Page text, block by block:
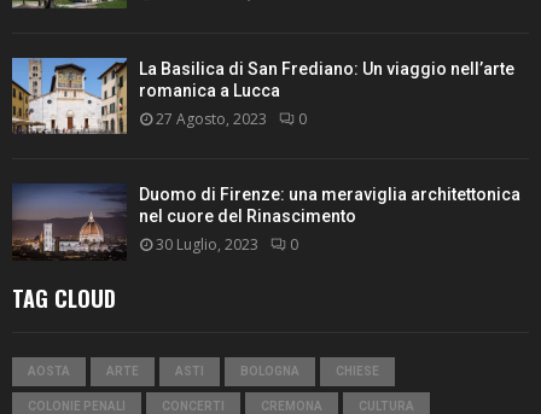
La Basilica di San Frediano: Un viaggio nell’arte
romanica a Lucca
27 Agosto, 2023 0
Duomo di Firenze: una meraviglia architettonica
nel cuore del Rinascimento
30 Luglio, 2023 0
TAG CLOUD
AOSTA ARTE ASTI BOLOGNA CHIESE
COLONIE PENALI CONCERTI CREMONA CULTURA